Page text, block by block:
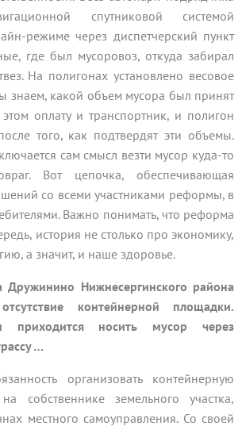
спутниковой системой
режиме через диспетчерский пункт
где был мусоровоз, откуда забирал
На полигонах установлено весовое
знаем, какой объем мусора был принят
оплату и транспортник, и полигон
того, как подтвердят эти объемы.
сам смысл везти мусор куда-то
Вот цепочка, обеспечивающая
со всеми участниками реформы, в
Важно понимать, что реформа
история не столько про экономику,
а значит, и наше здоровье.
Дружинино Нижнесергинского района
контейнерной площадки.
носить мусор через
…
организовать контейнерную
собственнике земельного участка,
местного самоуправления. Со своей